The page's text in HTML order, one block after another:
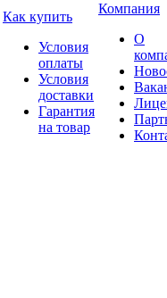
Как купить
Условия
оплаты
Условия
доставки
Гарантия
на товар
Компания
О